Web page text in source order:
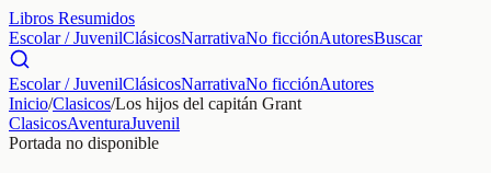
Libros Resumidos
Escolar / JuvenilClásicosNarrativaNo ficciónAutoresBuscar
Escolar / JuvenilClásicosNarrativaNo ficciónAutores
Inicio/Clasicos/Los hijos del capitán Grant
ClasicosAventuraJuvenil
Portada no disponible